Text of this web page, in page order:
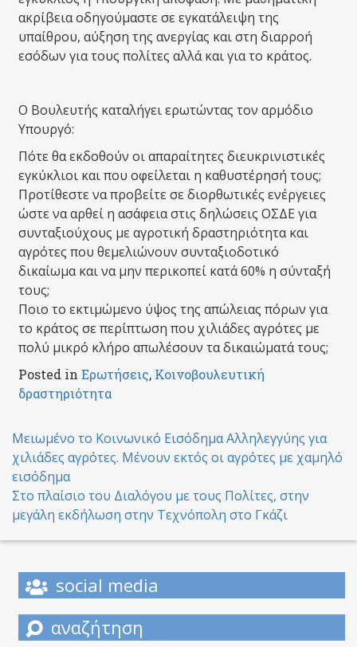
ακρίβεια οδηγούμαστε σε εγκατάλειψη της
υπαίθρου, αύξηση της ανεργίας και στη διαρροή
εσόδων για τους πολίτες αλλά και για το κράτος.
Ο Βουλευτής καταλήγει ερωτώντας τον αρμόδιο
Υπουργό:
Πότε θα εκδοθούν οι απαραίτητες διευκρινιστικές
εγκύκλιοι και που οφείλεται η καθυστέρησή τους;
Προτίθεστε να προβείτε σε διορθωτικές ενέργειες
ώστε να αρθεί η ασάφεια στις δηλώσεις ΟΣΔΕ για
συνταξιούχους με αγροτική δραστηριότητα και
αγρότες που θεμελιώνουν συνταξιοδοτικό
δικαίωμα και να μην περικοπεί κατά 60% η σύνταξή
τους;
Ποιο το εκτιμώμενο ύψος της απώλειας πόρων για
το κράτος σε περίπτωση που χιλιάδες αγρότες με
πολύ μικρό κλήρο απωλέσουν τα δικαιώματά τους;
Posted in Ερωτήσεις, Κοινοβουλευτική
δραστηριότητα
Post
navigation
Μειωμένο το Κοινωνικό Εισόδημα Αλληλεγγύης για
χιλιάδες αγρότες. Μένουν εκτός οι αγρότες με χαμηλό
εισόδημα
Στο πλαίσιο του Διαλόγου με τους Πολίτες, στην
μεγάλη εκδήλωση στην Τεχνόπολη στο Γκάζι
social media
αναζήτηση